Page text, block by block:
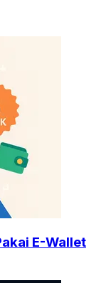
E-Wallet